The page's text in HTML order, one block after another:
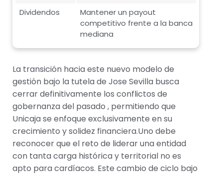
Dividendos
Mantener un payout
competitivo frente a la banca
mediana
La transición hacia este nuevo modelo de
gestión bajo la tutela de Jose Sevilla busca
cerrar definitivamente los conflictos de
gobernanza del pasado , permitiendo que
Unicaja se enfoque exclusivamente en su
crecimiento y solidez financiera.Uno debe
reconocer que el reto de liderar una entidad
con tanta carga histórica y territorial no es
apto para cardíacos. Este cambio de ciclo bajo